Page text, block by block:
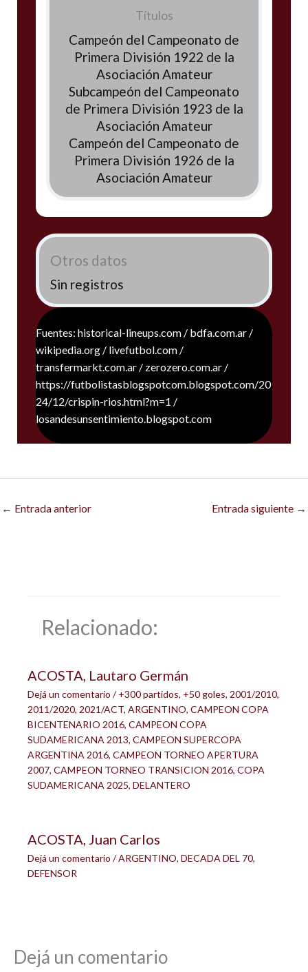
Títulos
Campeón del Campeonato de
Primera División 1922 de la
Asociación Amateur
Subcampeón del Campeonato
de Primera División 1923 de la
Asociación Amateur
Campeón del Campeonato de
Primera División 1926 de la
Asociación Amateur
Otros datos
Sin registros
Fuentes: historical-lineups.com / bdfa.com.ar /
wikipedia.org / livefutbol.com /
transfermarkt.com.ar / zerozero.com.ar /
https://futbolistasblogspotcom.blogspot.com/20
24/12/crispin-rios.html?m=1 /
losandesunsentimiento.blogspot.com
← Entrada anterior Entrada siguiente →
Relacionado:
ACOSTA, Lautaro Germán
Dejá un comentario /+300 partidos, +50 goles, 2001/2010,
2011/2020, 2021/ACT, ARGENTINO, CAMPEON COPA
BICENTENARIO 2016, CAMPEON COPA
SUDAMERICANA 2013, CAMPEON SUPERCOPA
ARGENTINA 2016, CAMPEON TORNEO APERTURA
2007, CAMPEON TORNEO TRANSICION 2016, COPA
SUDAMERICANA 2025, DELANTERO
ACOSTA, Juan Carlos
Dejá un comentario /ARGENTINO, DECADA DEL 70,
DEFENSOR
Dejá un comentario